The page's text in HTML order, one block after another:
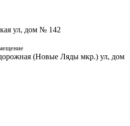
ул, дом № 142
(Новые Ляды мкр.) ул, дом